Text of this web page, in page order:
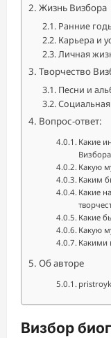
Жизнь Визбора
Ранние
Карьера и
Личная
Творчество
Песни и
Вопрос-ответ:
Какие
Какую
Каким
Какие
Какие
Какую
Какими
Об авторе
Визбор